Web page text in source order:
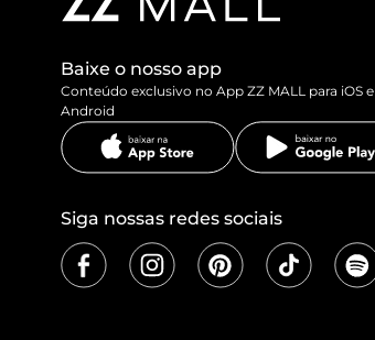
Baixe o nosso app
Conteúdo exclusivo no App ZZ MALL para iOS e
Android
Siga nossas redes sociais